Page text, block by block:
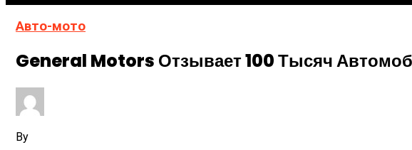
Авто-мото
General Motors Отзывает 100 Тысяч
By